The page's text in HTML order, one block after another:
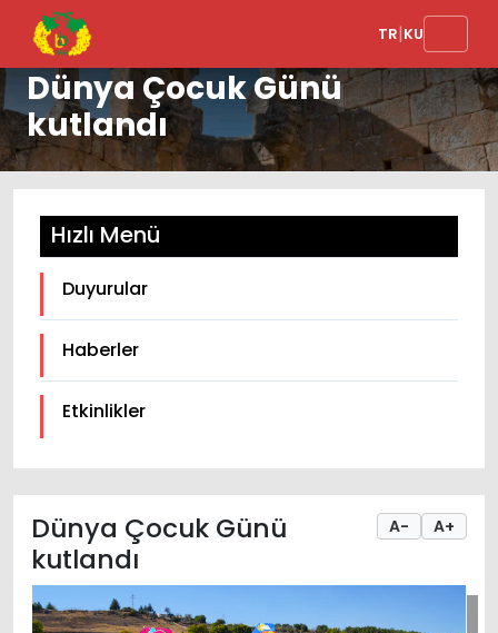
TR|KU
Dünya Çocuk Günü
kutlandı
Hızlı Menü
Duyurular
Haberler
Etkinlikler
A- A+
Dünya Çocuk Günü
kutlandı